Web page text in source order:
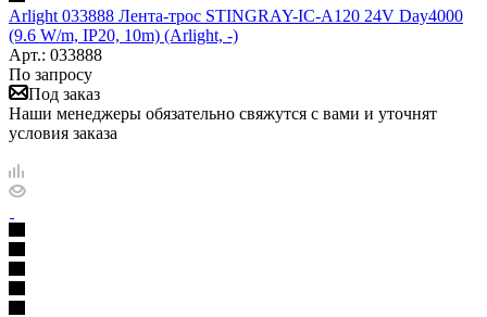
Arlight 033888 Лента-трос STINGRAY-IC-A120 24V Day4000
(9.6 W/m, IP20, 10m) (Arlight, -)
Арт.: 033888
По запросу
Под заказ
Наши менеджеры обязательно свяжутся с вами и уточнят
условия заказа